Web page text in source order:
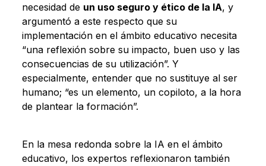
necesidad de un uso seguro y ético de la IA, y
argumentó a este respecto que su
implementación en el ámbito educativo necesita
“una reflexión sobre su impacto, buen uso y las
consecuencias de su utilización”. Y
especialmente, entender que no sustituye al ser
humano; “es un elemento, un copiloto, a la hora
de plantear la formación”.
En la mesa redonda sobre la IA en el ámbito
educativo, los expertos reflexionaron también